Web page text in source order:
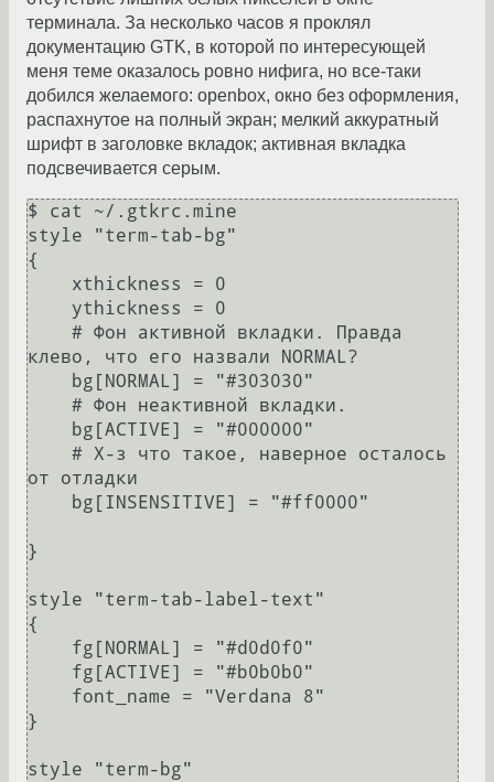
терминала. За несколько часов я проклял
документацию GTK, в которой по интересующей
меня теме оказалось ровно нифига, но все-таки
добился желаемого: openbox, окно без оформления,
распахнутое на полный экран; мелкий аккуратный
шрифт в заголовке вкладок; активная вкладка
подсвечивается серым.
$ cat ~/.gtkrc.mine
style "term-tab-bg"
{
клево, что его назвали NORMAL?
от отладки
}
style "term-tab-label-text"
{
}
style "term-bg"